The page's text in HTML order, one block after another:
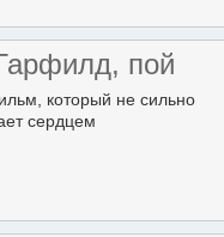
пой
который не сильно
сердцем